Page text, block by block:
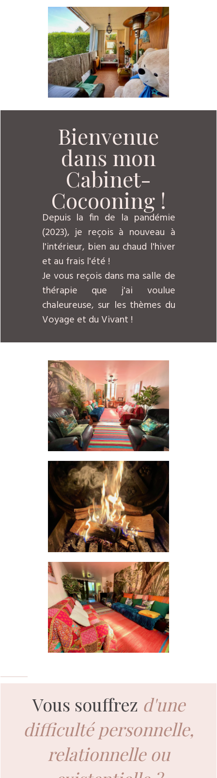
Bienvenue
dans mon
Cabinet-
Cocooning !
Depuis la fin de la pandémie
(2023), je reçois à nouveau à
l'intérieur, bien au chaud l'hiver
et au frais l'été !
Je vous reçois dans ma salle de
thérapie que j'ai voulue
chaleureuse, sur les thèmes du
Voyage et du Vivant !
Vous souffrez d'une
difficulté personnelle,
relationnelle ou